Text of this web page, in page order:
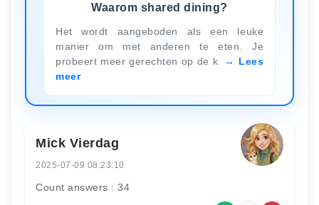
Waarom shared dining?
Het wordt aangeboden als een leuke
manier om met anderen te eten. Je
probeert meer gerechten op de k
Lees
meer
Mick Vierdag
2025-07-09 08:23:10
Count answers : 34